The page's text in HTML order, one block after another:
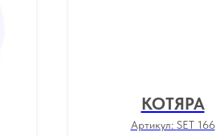
КОТЯРА
Артикул: SET 166